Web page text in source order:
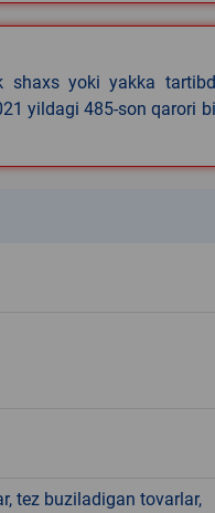
shaxs yoki yakka
yildagi 485-son qarori
tez buziladigan tovarlar,